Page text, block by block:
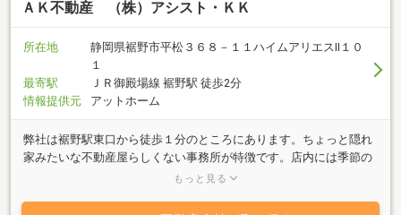
ＡＫ不動産 （株）アシスト・ＫＫ
所在地
静岡県裾野市平松３６８－１１ハイムアリエスⅡ１０
１
最寄駅
ＪＲ御殿場線 裾野駅 徒歩2分
情報提供元
アットホーム
弊社は裾野駅東口から徒歩１分のところにあります。ちょっと隠れ
家みたいな不動産屋らしくない事務所が特徴です。店内には季節の
お花を飾り、ゆっくりとお茶でも飲みながらご相談にのります。地
問合せ下さい。予約制になりますのでまずはご連絡をお願い致しま
もっと見る